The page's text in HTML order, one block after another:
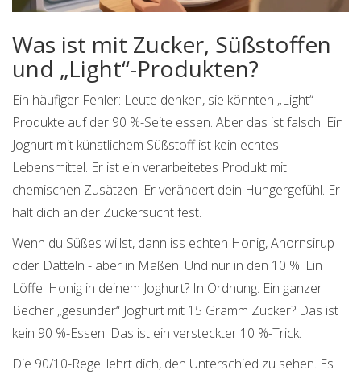
Was ist mit Zucker, Süßstoffen
und „Light“-Produkten?
Ein häufiger Fehler: Leute denken, sie könnten „Light“-
Produkte auf der 90 %-Seite essen. Aber das ist falsch. Ein
Joghurt mit künstlichem Süßstoff ist kein echtes
Lebensmittel. Er ist ein verarbeitetes Produkt mit
chemischen Zusätzen. Er verändert dein Hungergefühl. Er
hält dich an der Zuckersucht fest.
Wenn du Süßes willst, dann iss echten Honig, Ahornsirup
oder Datteln - aber in Maßen. Und nur in den 10 %. Ein
Löffel Honig in deinem Joghurt? In Ordnung. Ein ganzer
Becher „gesunder“ Joghurt mit 15 Gramm Zucker? Das ist
kein 90 %-Essen. Das ist ein versteckter 10 %-Trick.
Die 90/10-Regel lehrt dich, den Unterschied zu sehen. Es